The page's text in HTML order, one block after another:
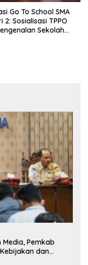
Go To School SMA
2: Sosialisasi TPPO
Sekolah
Pemkab
dan